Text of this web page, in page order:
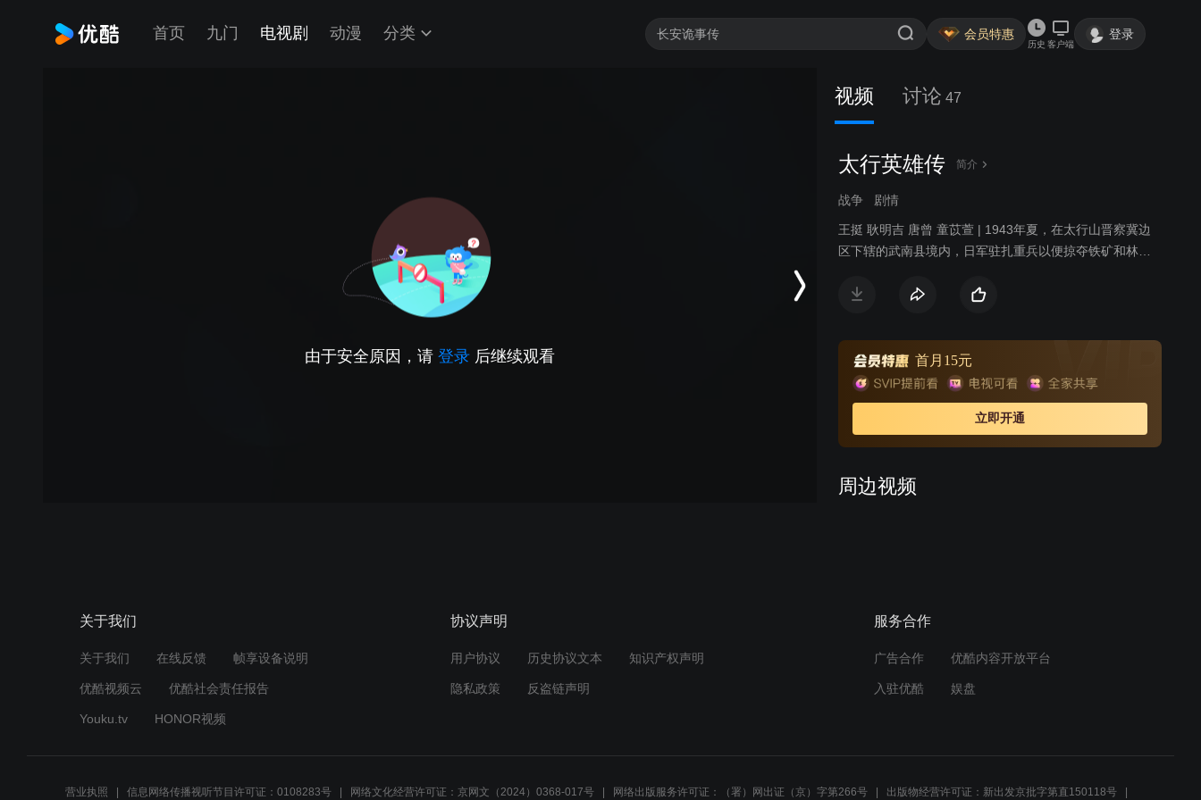
首页 九门 电视剧 动漫 分类 会员特惠
历史 客户端
登录
由于安全原因，请 登录 后继续观看
视频 讨论 47
太行英雄传 简介
战争 剧情
王挺 耿明吉 唐曾 童苡萱 | 1943年夏，在太行山晋察冀边
区下辖的武南县境内，日军驻扎重兵以便掠夺铁矿和林木
冀鲁豫军区二分区警卫连长杨树生及数名战士，在成功脱
民和战俘最终丧命。青石窑村青年于大喜发誓报仇，解救
被抓走充当慰安妇的妹妹。杨树生一路跟随保护他来到县
城，偶遇幸免于难的赵铁锤。他们在反日军官宋朝来和抗
日青年魏金秀的帮助下，设计营救慰安所的妇女们。杨树
生三人又解救出被日军押送的国军炮兵连长谢魁及多名国
折将。为掌握这只队伍，城内国、共、日三方情报组织展
首月15元
立即开通
周边视频
02:59
关于我们
关于我们 在线反馈 帧享设备说明
优酷视频云 优酷社会责任报告
Youku.tv HONOR视频
协议声明
用户协议 历史协议文本 知识产权声明
隐私政策 反盗链声明
服务合作
广告合作 优酷内容开放平台
入驻优酷 娱盘
营业执照 信息网络传播视听节目许可证：0108283号 网络文化经营许可证：京网文（2024）0368-017号 网络出版服务许可证：（署）网出证（京）字第266号 出版物经营许可证：新出发京批字第直150118号